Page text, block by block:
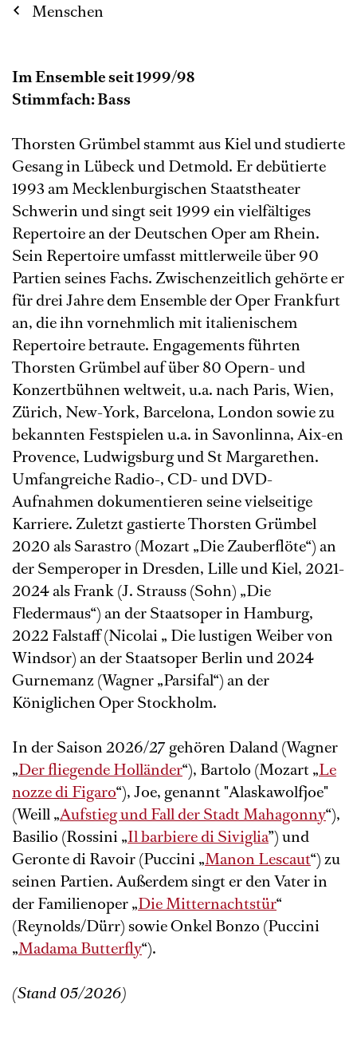
Menschen
Im Ensemble seit 1999/98
Stimmfach: Bass
Thorsten Grümbel stammt aus Kiel und studierte
Gesang in Lübeck und Detmold. Er debütierte
1993 am Mecklenburgischen Staatstheater
Schwerin und singt seit 1999 ein vielfältiges
Repertoire an der Deutschen Oper am Rhein.
Sein Repertoire umfasst mittlerweile über 90
Partien seines Fachs. Zwischenzeitlich gehörte er
für drei Jahre dem Ensemble der Oper Frankfurt
an, die ihn vornehmlich mit italienischem
Repertoire betraute. Engagements führten
Thorsten Grümbel auf über 80 Opern- und
Konzertbühnen weltweit, u.a. nach Paris, Wien,
Zürich, New-York, Barcelona, London sowie zu
bekannten Festspielen u.a. in Savonlinna, Aix-en
Provence, Ludwigsburg und St Margarethen.
Umfangreiche Radio-, CD- und DVD-
Aufnahmen dokumentieren seine vielseitige
Karriere. Zuletzt gastierte Thorsten Grümbel
2020 als Sarastro (Mozart „Die Zauberflöte“) an
der Semperoper in Dresden, Lille und Kiel, 2021-
2024 als Frank (J. Strauss (Sohn) „Die
Fledermaus“) an der Staatsoper in Hamburg,
2022 Falstaff (Nicolai „ Die lustigen Weiber von
Windsor) an der Staatsoper Berlin und 2024
Gurnemanz (Wagner „Parsifal“) an der
Königlichen Oper Stockholm.
In der Saison 2026/27 gehören Daland (Wagner
„Der fliegende Holländer“), Bartolo (Mozart „Le
nozze di Figaro“), Joe, genannt "Alaskawolfjoe"
(Weill „Aufstieg und Fall der Stadt Mahagonny“),
Basilio (Rossini „Il barbiere di Siviglia”) und
Geronte di Ravoir (Puccini „Manon Lescaut“) zu
seinen Partien. Außerdem singt er den Vater in
der Familienoper „Die Mitternachtstür“
(Reynolds/Dürr) sowie Onkel Bonzo (Puccini
„Madama Butterfly“).
(Stand 05/2026)